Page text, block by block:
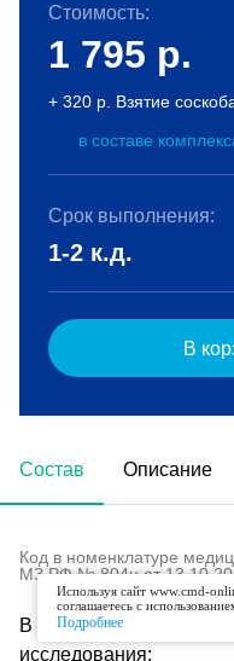
Состав Описание
Код в номенклатуре
МЗ РФ № 804н от
В состав данного
исследования:
Стоимость:
1 795 р.
+ 320 р. Взятие
в составе
Срок выполнения:
1-2 к.д.
В
Используя сайт www.cmd-
соглашаетесь с
Подробнее